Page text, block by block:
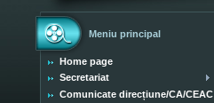
Meniu principal
Home page
Secretariat
Comunicate direcțiune/CA/CEAC